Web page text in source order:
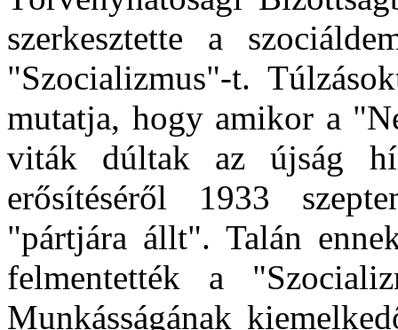
szerkesztette a
"Szocializmus"-t.
mutatja, hogy amikor a
viták dúltak az újság
erősítéséről 1933
"pártjára állt". Talán
felmentették a
Munkásságának